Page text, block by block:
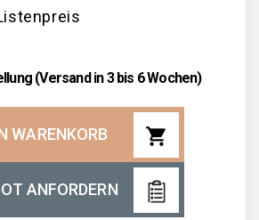
(Versand in 3 bis 6 Wochen)
WARENKORB shopping_cart
ANFORDERN